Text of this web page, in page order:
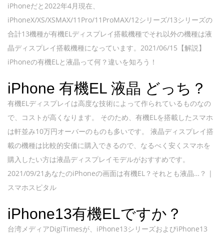
iPhoneだと2022年4月現在、
iPhoneX/XS/XSMAX/11Pro/11ProMAX/12シリーズ/13シリーズの
合計13機種が有機ELディスプレイ搭載機種でそれ以外の機種は液
晶ディスプレイ搭載機種になっています。2021/06/15【解説】
iPhoneの有機ELと液晶って何？違いを知ろう！
iPhone 有機EL 液晶 どっち？
有機ELディスプレイは高度な技術によって作られているものなの
で、コストが高くなります。 そのため、有機ELを搭載したスマホ
は軒並み10万円オーバーのものも多いです。 液晶ディスプレイ搭
載の機種は比較的安価に購入できるので、なるべく安くスマホを
購入したい方は液晶ディスプレイモデルがおすすめです。
2021/09/21あなたのiPhoneの画面は有機EL？それとも液晶…？ |
スマホスピタル
iPhone13有機ELですか？
台湾メディアDigiTimesが、iPhone13シリーズおよびiPhone13